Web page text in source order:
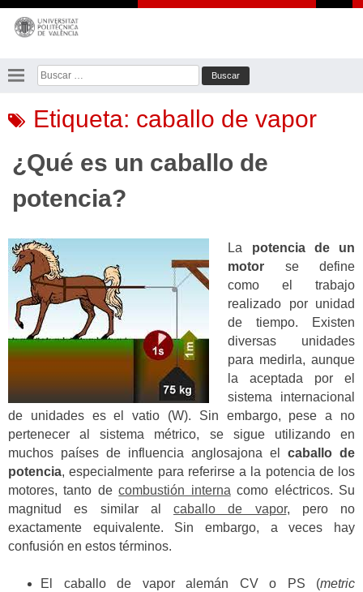
Saltar
contenido
Buscar:
Etiqueta: caballo de vapor
¿Qué es un caballo de
potencia?
La potencia de un
motor se define
como el trabajo
realizado por unidad
de tiempo. Existen
diversas unidades
para medirla, aunque
la aceptada por el
sistema internacional
de unidades es el vatio (W). Sin embargo, pese a no
pertenecer al sistema métrico, se sigue utilizando en
muchos países de influencia anglosajona el caballo de
potencia, especialmente para referirse a la potencia de los
motores, tanto decombustión interna como eléctricos. Su
magnitud es similar al caballo de vapor, pero no
exactamente equivalente. Sin embargo, a veces hay
confusión en estos términos.
El caballo de vapor alemán CV o PS (metric